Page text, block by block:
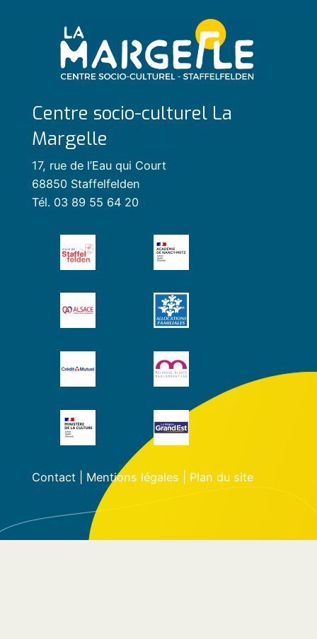
Centre socio-culturel La
Margelle
17, rue de l’Eau qui Court
68850 Staffelfelden
Tél. 03 89 55 64 20
Contact| Mentions légales Plan du site